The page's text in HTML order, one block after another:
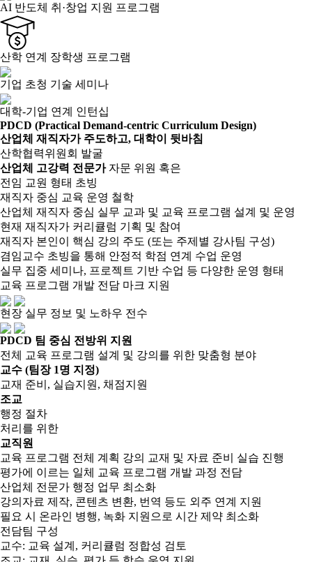
AI 반도체 취·창업 지원 프로그램
산학 연계 장학생 프로그램
기업 초청 기술 세미나
대학-기업 연계 인턴십
PDCD (Practical Demand-centric Curriculum Design)
산업체 재직자가 주도하고, 대학이 뒷바침
산학협력위원회 발굴
산업체 고강력 전문가 자문 위원 혹은
전임 교원 형태 초빙
재직자 중심 교육 운영 철학
산업체 재직자 중심 실무 교과 및 교육 프로그램 설계 및 운영
현재 재직자가 커리큘럼 기획 및 참여
재직자 본인이 핵심 강의 주도 (또는 주제별 강사팀 구성)
겸임교수 초빙을 통해 안정적 학점 연계 수업 운영
실무 집중 세미나, 프로젝트 기반 수업 등 다양한 운영 형태
교육 프로그램 개발 전담 마크 지원
현장 실무 정보 및 노하우 전수
PDCD 팀 중심 전방위 지원
전체 교육 프로그램 설계 및 강의를 위한 맞춤형 분야
교수 (팀장 1명 지정)
교재 준비, 실습지원, 채점지원
조교
행정 절차
처리를 위한
교직원
교육 프로그램 전체 계획 강의 교재 및 자료 준비
실습 진행
평가에 이르는 일체 교육 프로그램 개발 과정 전담
산업체 전문가 행정 업무 최소화
강의자료 제작, 콘텐츠 변환, 번역 등도 외주 연계 지원
필요 시 온라인 병행, 녹화 지원으로 시간 제약 최소화
전담팀 구성
교수: 교육 설계, 커리큘럼 정합성 검토